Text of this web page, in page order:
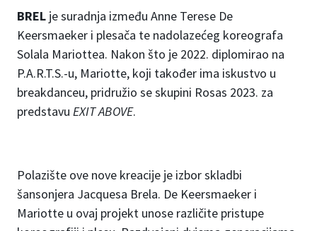
BREL je suradnja između Anne Terese De
Keersmaeker i plesača te nadolazećeg koreografa
Solala Mariottea. Nakon što je 2022. diplomirao na
P.A.R.T.S.-u, Mariotte, koji također ima iskustvo u
breakdanceu, pridružio se skupini Rosas 2023. za
predstavu EXIT ABOVE.
Polazište ove nove kreacije je izbor skladbi
šansonjera Jacquesa Brela. De Keersmaeker i
Mariotte u ovaj projekt unose različite pristupe